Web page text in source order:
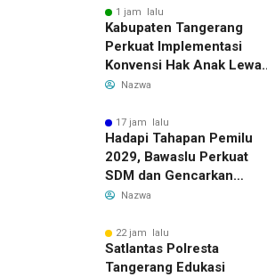
1 jam lalu
Kabupaten Tangerang
Perkuat Implementasi
Konvensi Hak Anak Lewat
Pelatihan Berbasis Budaya
Nazwa
17 jam lalu
Hadapi Tahapan Pemilu
2029, Bawaslu Perkuat
SDM dan Gencarkan
Pendidikan Demokrasi
Nazwa
22 jam lalu
Satlantas Polresta
Tangerang Edukasi